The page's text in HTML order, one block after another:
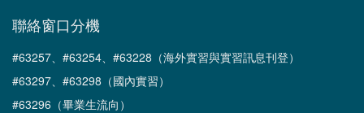
聯絡窗口分機
#63257、#63254、#63228（海外實習與實習訊息刊登）
#63297、#63298（國內實習）
#63296（畢業生流向）